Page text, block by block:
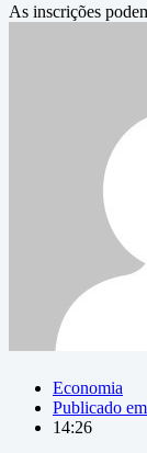
As inscrições
Economia
Publicado em
14:26